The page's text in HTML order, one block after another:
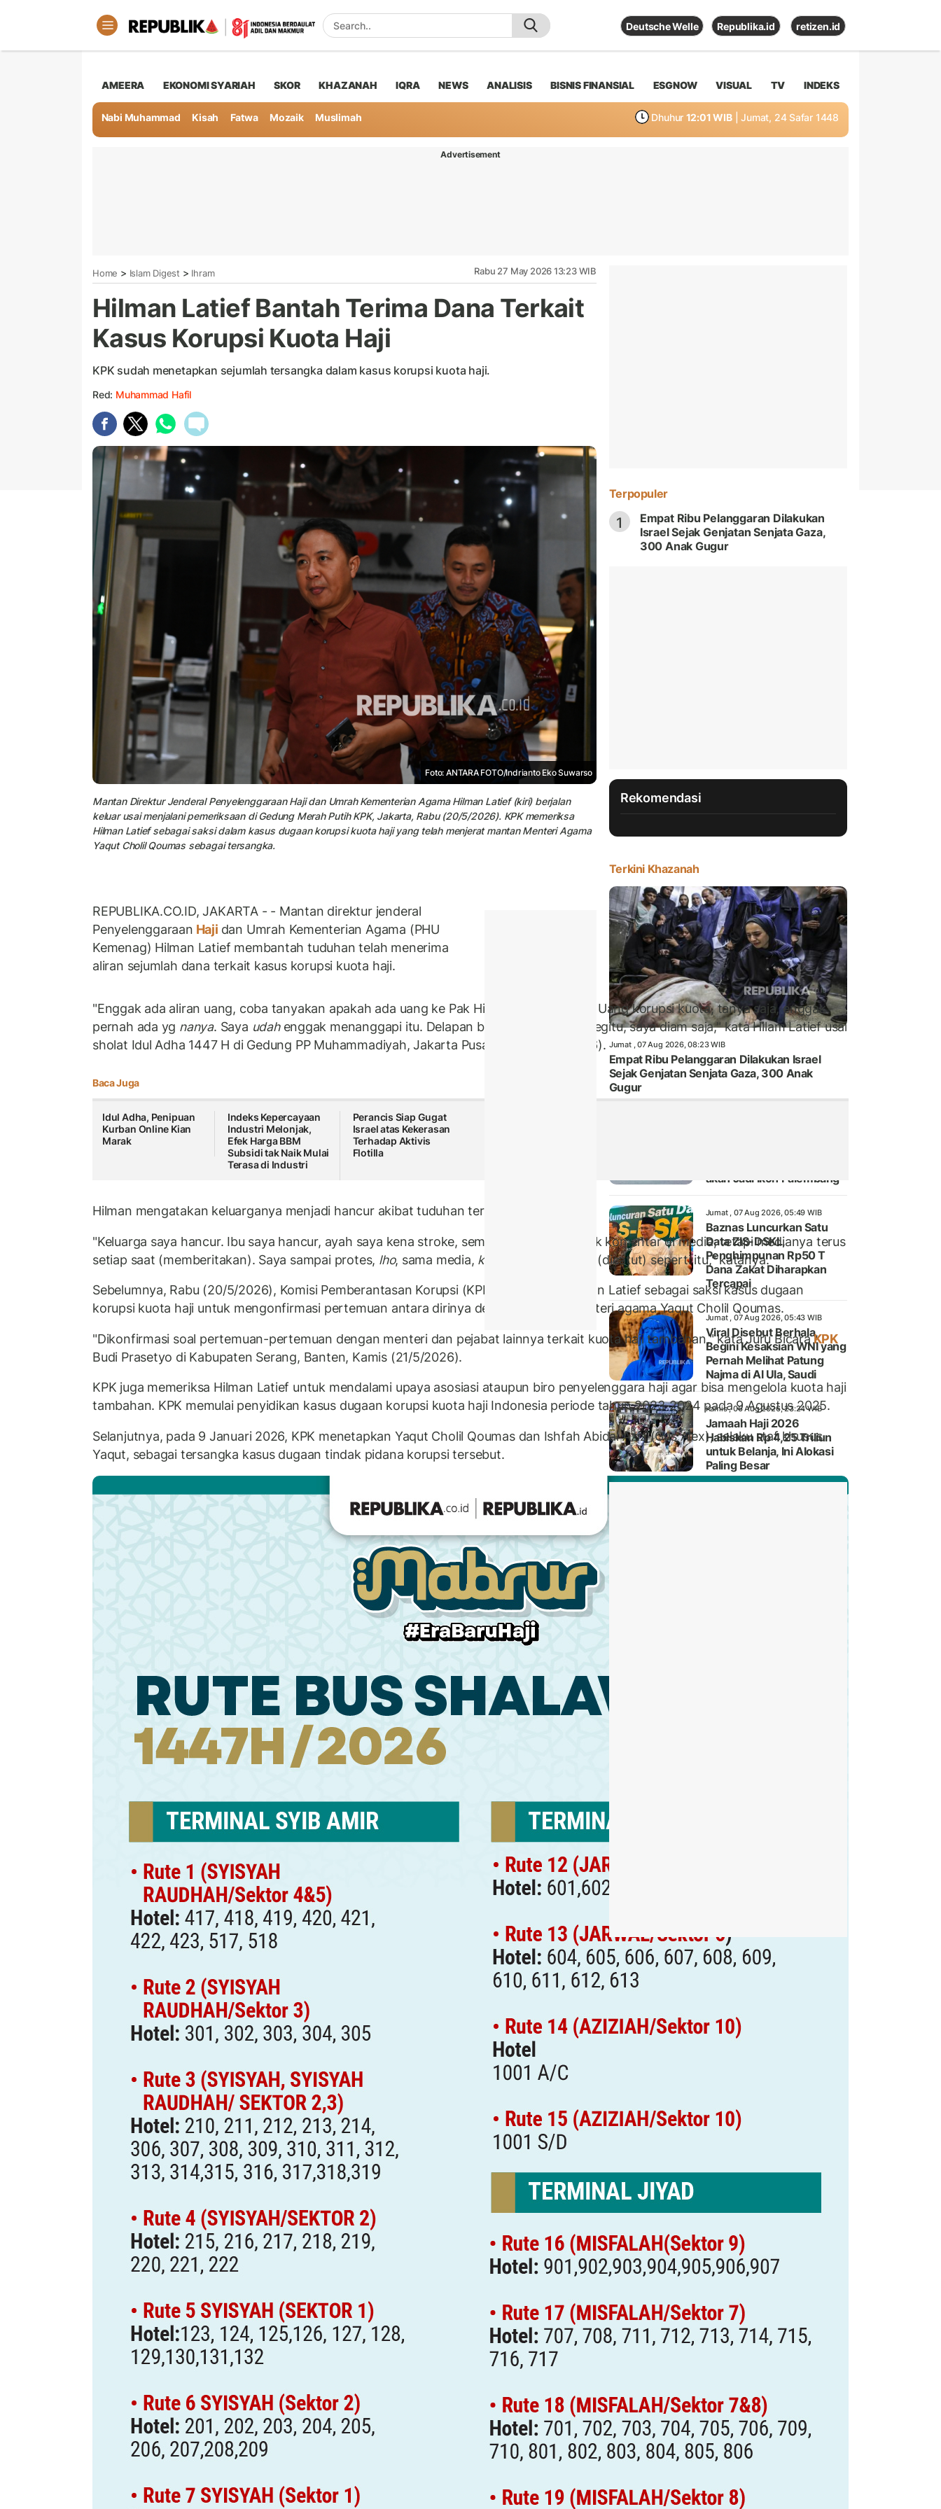
Deutsche Welle Republika.id retizen.id
AMEERA EKONOMI SYARIAH SKOR KHAZANAH IQRA NEWS ANALISIS BISNIS FINANSIAL ESGNOW VISUAL TV INDEKS
Nabi Muhammad Kisah Fatwa Mozaik Muslimah Dhuhur 12:01 WIB | Jumat, 24 Safar 1448
Advertisement
Home > Islam Digest > Ihram Rabu 27 May 2026 13:23 WIB
Hilman Latief Bantah Terima Dana Terkait
Kasus Korupsi Kuota Haji
KPK sudah menetapkan sejumlah tersangka dalam kasus korupsi kuota haji.
Red: Muhammad Hafil
Foto: ANTARA FOTO/Indrianto Eko Suwarso
Mantan Direktur Jenderal Penyelenggaraan Haji dan Umrah Kementerian Agama Hilman Latief (kiri) berjalan
keluar usai menjalani pemeriksaan di Gedung Merah Putih KPK, Jakarta, Rabu (20/5/2026). KPK memeriksa
Hilman Latief sebagai saksi dalam kasus dugaan korupsi kuota haji yang telah menjerat mantan Menteri Agama
Yaqut Cholil Qoumas sebagai tersangka.
REPUBLIKA.CO.ID, JAKARTA - - Mantan direktur jenderal
Penyelenggaraan Haji dan Umrah Kementerian Agama (PHU
Kemenag) Hilman Latief membantah tuduhan telah menerima
aliran sejumlah dana terkait kasus korupsi kuota haji.
"Enggak ada aliran uang, coba tanyakan apakah ada uang ke Pak Hilman? Enggak ada. Uang korupsi kuota, tanya saja, enggak
pernah ada yg nanya. Saya udah enggak menanggapi itu. Delapan bulan ditulis media begitu, saya diam saja," kata Hilam Latief usai
sholat Idul Adha 1447 H di Gedung PP Muhammadiyah, Jakarta Pusat, Rabu (27/5/2026).
Baca Juga
Idul Adha, Penipuan
Kurban Online Kian
Marak
Indeks Kepercayaan
Industri Melonjak,
Efek Harga BBM
Subsidi tak Naik Mulai
Terasa di Industri
Perancis Siap Gugat
Israel atas Kekerasan
Terhadap Aktivis
Flotilla
Hilman mengatakan keluarganya menjadi hancur akibat tuduhan tersebut.
"Keluarga saya hancur. Ibu saya hancur, ayah saya kena stroke, semuanya. Saya enggak komentar di media, tetapi medianya terus
setiap saat (memberitakan). Saya sampai protes, lho, sama media, kok bisa sih namaku (dicatut) seperti itu," katanya.
Sebelumnya, Rabu (20/5/2026), Komisi Pemberantasan Korupsi (KPK) memeriksa Hilman Latief sebagai saksi kasus dugaan
korupsi kuota haji untuk mengonfirmasi pertemuan antara dirinya dengan mantan menteri agama Yaqut Cholil Qoumas.
"Dikonfirmasi soal pertemuan-pertemuan dengan menteri dan pejabat lainnya terkait kuota haji tambahan," kata Juru BicaraKPK
Budi Prasetyo di Kabupaten Serang, Banten, Kamis (21/5/2026).
KPK juga memeriksa Hilman Latief untuk mendalami upaya asosiasi ataupun biro penyelenggara haji agar bisa mengelola kuota haji
tambahan. KPK memulai penyidikan kasus dugaan korupsi kuota haji Indonesia periode tahun 2023-2024 pada 9 Agustus 2025.
Selanjutnya, pada 9 Januari 2026, KPK menetapkan Yaqut Cholil Qoumas dan Ishfah Abidal Aziz (Gus Alex), selaku staf khusus
Yaqut, sebagai tersangka kasus dugaan tindak pidana korupsi tersebut.
Terpopuler
1
Empat Ribu Pelanggaran Dilakukan
Israel Sejak Genjatan Senjata Gaza,
300 Anak Gugur
Rekomendasi
Terkini Khazanah
Jumat , 07 Aug 2026, 08:23 WIB
Empat Ribu Pelanggaran Dilakukan Israel
Sejak Genjatan Senjata Gaza, 300 Anak
Gugur
akan Jadi Ikon Palembang
Jumat , 07 Aug 2026, 05:49 WIB
Baznas Luncurkan Satu
Data ZIS-DSKL,
Penghimpunan Rp50 T
Dana Zakat Diharapkan
Tercapai
Jumat , 07 Aug 2026, 05:43 WIB
Viral Disebut Berhala,
Begini Kesaksian WNI yang
Pernah Melihat Patung
Najma di Al Ula, Saudi
Kamis , 06 Aug 2026, 23:24 WIB
Jamaah Haji 2026
Habiskan Rp 4,25 Triliun
untuk Belanja, Ini Alokasi
Paling Besar